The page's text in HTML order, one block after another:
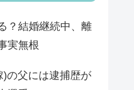
？結婚継続中、離
実無根
の父には逮捕歴が